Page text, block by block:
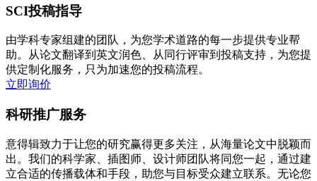
SCI投稿指导
由学科专家组建的团队，为您学术道路的每一步提供专业帮
助。从论文翻译到英文润色、从同行评审到投稿支持，为您提
供定制化服务，只为加速您的投稿流程。
立即询价
科研推广服务
意得辑致力于让您的研究赢得更多关注，从海量论文中脱颖而
出。我们的科学家、插图师、设计师团队将同您一起，通过建
立合适的传播载体和手段，助您与目标受众建立联系。无论您